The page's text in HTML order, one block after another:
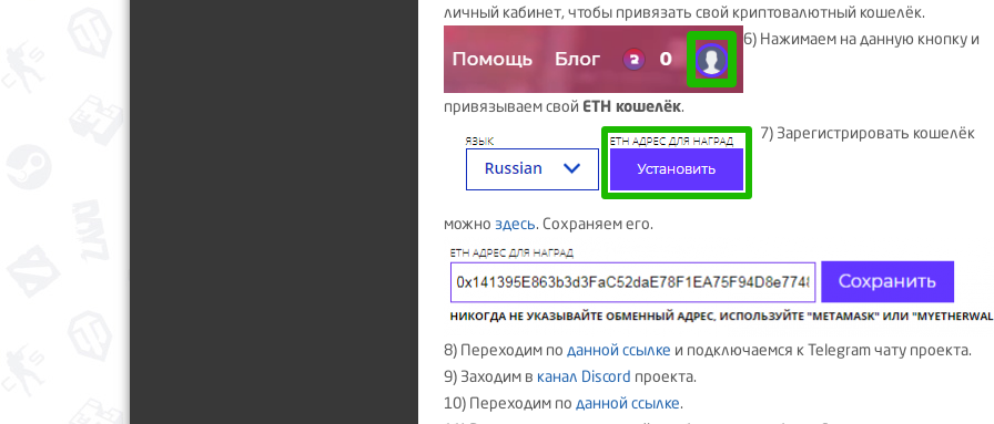
личный кабинет, чтобы привязать свой криптовалютный кошелёк.
6) Нажимаем на данную кнопку и
привязываем свой ETH кошелёк.
7) Зарегистрировать кошелёк
можно здесь. Сохраняем его.
8) Переходим по данной ссылке и подключаемся к Telegram чату проекта.
9) Заходим в канал Discord проекта.
10) Переходим по данной ссылке.